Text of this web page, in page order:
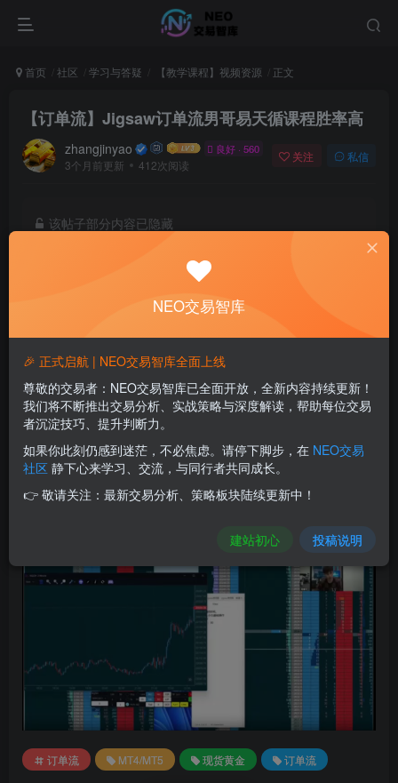
首页 社区 学习与答疑 【教学课程】视频资源 正文
【订单流】Jigsaw订单流男哥易天循课程胜率高
zhangjinyao 良好 · 560
3个月前更新 412次阅读
关注 私信
该帖子部分内容已隐藏
NEO币9.99
登录购买
此内容为付费阅读，请付费后查看
此处内容已隐藏，请付费后查看
订单流 MT4/MT5 现货黄金 订单流
NEO交易智库
🎉 正式启航 | NEO交易智库全面上线
尊敬的交易者：NEO交易智库已全面开放，全新内容持续更新！
我们将不断推出交易分析、实战策略与深度解读，帮助每位交易
者沉淀技巧、提升判断力。
如果你此刻仍感到迷茫，不必焦虑。请停下脚步，在 NEO交易
社区 静下心来学习、交流，与同行者共同成长。
👉 敬请关注：最新交易分析、策略板块陆续更新中！
建站初心 投稿说明